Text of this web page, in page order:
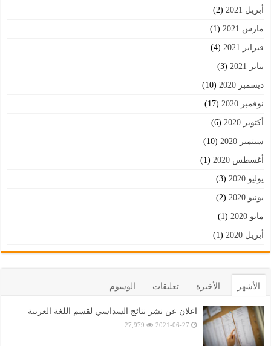
أبريل 2021 (2)
مارس 2021 (1)
فبراير 2021 (4)
يناير 2021 (3)
ديسمبر 2020 (10)
نوفمبر 2020 (17)
أكتوبر 2020 (6)
سبتمبر 2020 (10)
أغسطس 2020 (1)
يوليو 2020 (3)
يونيو 2020 (2)
مايو 2020 (1)
أبريل 2020 (1)
الأشهر الأخيرة تعليقات الوسوم
اعلان عن نشر نتائج السداسي لقسم اللغة العربية
2021-06-27
27,979